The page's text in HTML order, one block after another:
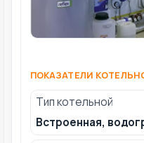
ПОКАЗАТЕЛИ
Тип котельной
Встроенная,